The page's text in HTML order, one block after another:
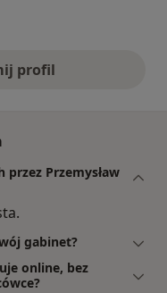
profil
Przemysław
gabinet?
online, bez